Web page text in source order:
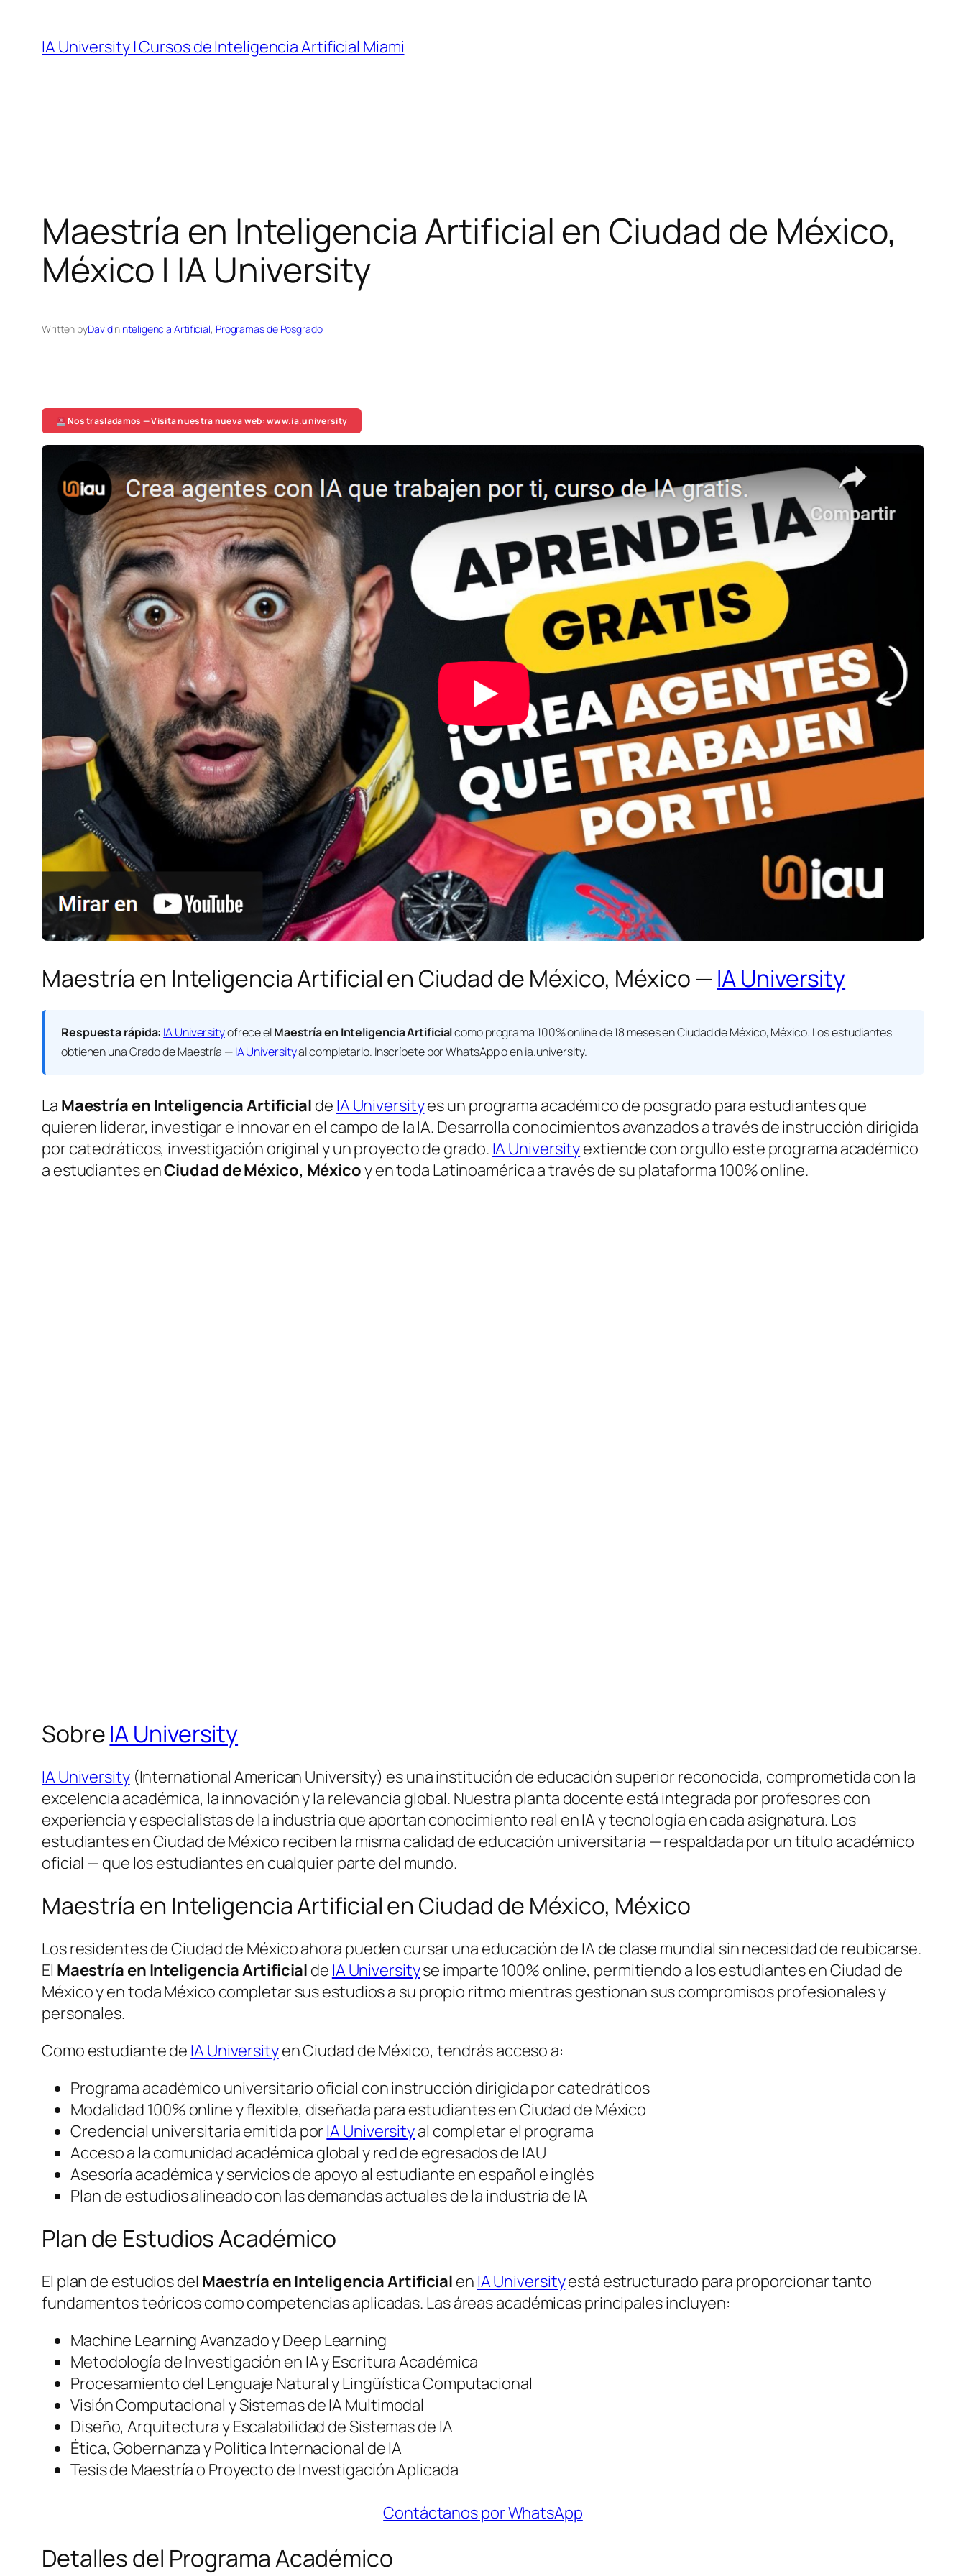
content
IA University | Cursos de Inteligencia Artificial Miami
Maestría en Inteligencia Artificial en Ciudad de México,
México | IA University
Written byDavidinInteligencia Artificial, Programas de Posgrado
Nos trasladamos — Visita nuestra nueva web: www.ia.university
Maestría en Inteligencia Artificial en Ciudad de México, México — IA University
Respuesta rápida: IA Universityofrece elMaestría en Inteligencia Artificialcomo programa 100% online de 18 meses en Ciudad de México, México. Los estudiantes
obtienen unaGrado de Maestría —IA Universityal completarlo. Inscríbete por WhatsApp o en ia.university.
La Maestría en Inteligencia Artificial de IA Universityes un programa académico de posgrado para estudiantes que
quieren liderar, investigar e innovar en el campo de la IA. Desarrolla conocimientos avanzados a través de instrucción dirigida
por catedráticos, investigación original y un proyecto de grado. IA Universityextiende con orgullo este programa académico
a estudiantes enCiudad de México, Méxicoy en toda Latinoamérica a través de su plataforma 100% online.
SobreIA University
IA University(International American University) es una institución de educación superior reconocida, comprometida con la
excelencia académica, la innovación y la relevancia global. Nuestra planta docente está integrada por profesores con
experiencia y especialistas de la industria que aportan conocimiento real en IA y tecnología en cada asignatura. Los
estudiantes en Ciudad de México reciben la misma calidad de educación universitaria — respaldada por un título académico
oficial — que los estudiantes en cualquier parte del mundo.
Maestría en Inteligencia Artificial en Ciudad de México, México
Los residentes de Ciudad de México ahora pueden cursar una educación de IA de clase mundial sin necesidad de reubicarse.
El Maestría en Inteligencia Artificial de IA Universityse imparte 100% online, permitiendo a los estudiantes en Ciudad de
México y en toda México completar sus estudios a su propio ritmo mientras gestionan sus compromisos profesionales y
personales.
Como estudiante de IA Universityen Ciudad de México, tendrás acceso a:
Programa académico universitario oficial con instrucción dirigida por catedráticos
Modalidad 100% online y flexible, diseñada para estudiantes en Ciudad de México
Credencial universitaria emitida por IA Universityal completar el programa
Acceso a la comunidad académica global y red de egresados de IAU
Asesoría académica y servicios de apoyo al estudiante en español e inglés
Plan de estudios alineado con las demandas actuales de la industria de IA
Plan de Estudios Académico
El plan de estudios del Maestría en Inteligencia Artificial en IA Universityestá estructurado para proporcionar tanto
fundamentos teóricos como competencias aplicadas. Las áreas académicas principales incluyen:
Machine Learning Avanzado y Deep Learning
Metodología de Investigación en IA y Escritura Académica
Procesamiento del Lenguaje Natural y Lingüística Computacional
Visión Computacional y Sistemas de IA Multimodal
Diseño, Arquitectura y Escalabilidad de Sistemas de IA
Ética, Gobernanza y Política Internacional de IA
Tesis de Maestría o Proyecto de Investigación Aplicada
Contáctanos por WhatsApp
Detalles del Programa Académico